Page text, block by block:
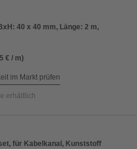
40 x 40 mm, Länge: 2 m,
€ / m)
im Markt prüfen
erhältlich
für Kabelkanal, Kunststoff